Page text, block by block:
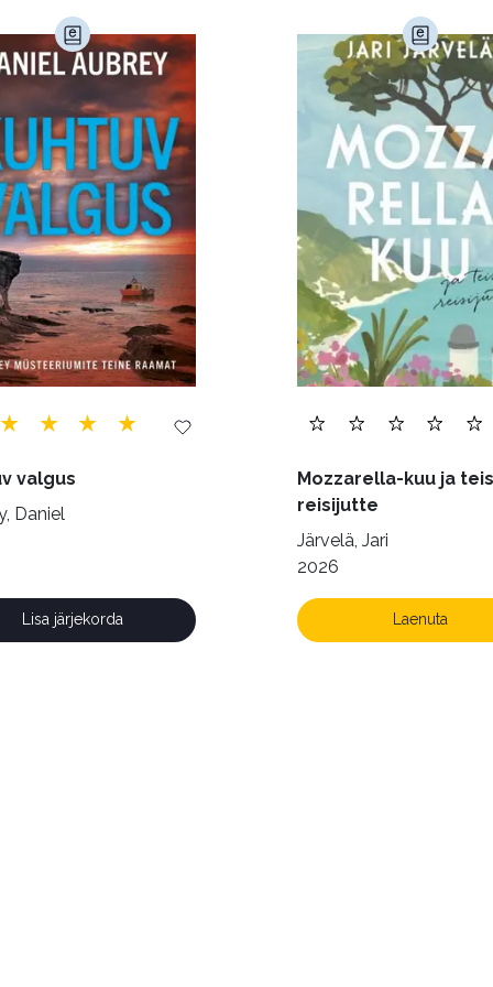
(23)
Krimi ja põnevik
(580)
Loodus (54)
Loodusteadus (32)
(15)
Psühholoogia (184)
Rahandus (47)
(6)
Telekommunikatsioon (9)
Tervis (147)
Õigus (22) Ühiskond
valgus
Daniel
Lisa järjekorda
Mozzarella-kuu ja
reisijutte
Järvelä, Jari
2026
Laenuta